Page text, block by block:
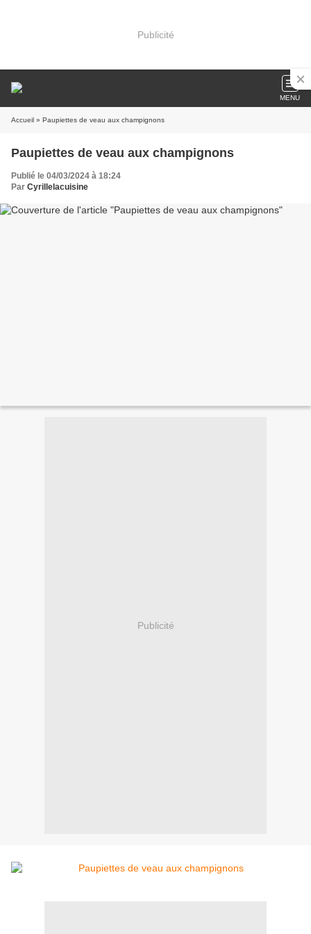
Publicité
MENU
Accueil » Paupiettes de veau aux champignons
Paupiettes de veau aux champignons
Publié le 04/03/2024 à 18:24
Par Cyrillelacuisine
Publicité